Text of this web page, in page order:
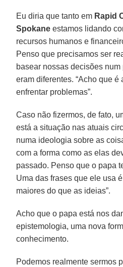
Eu diria que tanto em Rapid
Spokane estamos lidando
recursos humanos e
Penso que precisamos ser
basear nossas decisões
eram diferentes. “Acho que é
enfrentar problemas”.
Caso não fizermos, de fato,
está a situação nas atuais
numa ideologia sobre as
com a forma como as elas
passado. Penso que o papa
Uma das frases que ele usa
maiores do que as ideias”.
Acho que o papa está nos
epistemologia, uma nova
conhecimento.
Podemos realmente sermos